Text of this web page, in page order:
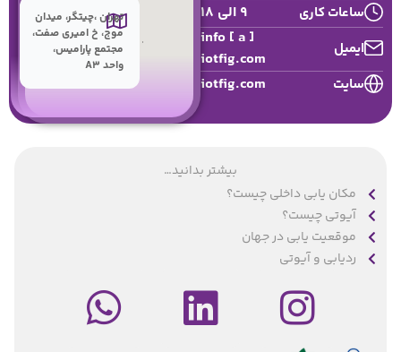
ساعات کاری 9 الی 18
ایمیل
info [ a ]
iotfig.com
سایت iotfig.com
تهران ،چیتگر، میدان
موج، خ امیری صفت،
مجتمع پارامیس،
واحد A3
بیشتر بدانید…
مکان یابی داخلی چیست؟
آیوتی چیست؟
موقعیت یابی در جهان
ردیابی و آیوتی